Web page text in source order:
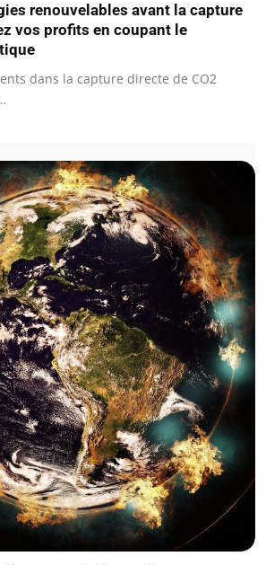
renouvelables avant la capture
vos profits en coupant le
dans la capture directe de CO2